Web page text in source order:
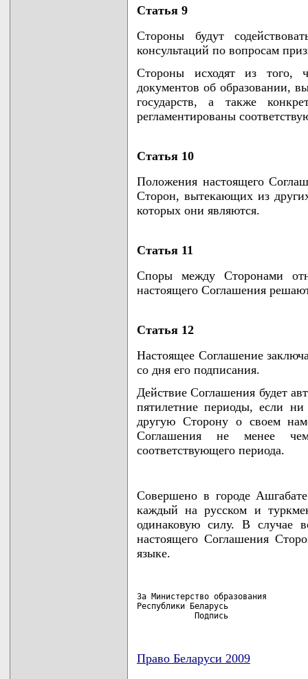
Статья 9
Стороны будут
консультаций по вопросам
Стороны исходят из того,
документов об образовании,
государств, а также
регламентированы
Статья 10
Положения настоящего
Сторон, вытекающих из
которых они являются.
Статья 11
Споры между Сторонами
настоящего Соглашения
Статья 12
Настоящее Соглашение
со дня его подписания.
Действие Соглашения будет
пятилетние периоды, если
другую Сторону о своем
Соглашения не менее
соответствующего периода.
Совершено в городе
каждый на русском и
одинаковую силу. В случае
настоящего Соглашения
языке.
За Министерство образования
Республики Беларусь
Подпись
Право Беларуси 2009